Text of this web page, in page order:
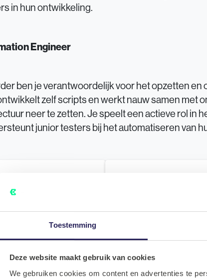
Toestemming
Deze website maakt gebruik van cookies
We gebruiken cookies om content en advertenties te
in hun ontwikkeling.
Engineer
ben je verantwoordelijk voor het opzetten en
zelf scripts en werkt nauw samen met
neer te zetten. Je speelt een actieve rol in
junior testers bij het automatiseren van
vragen wij:
ervaring als